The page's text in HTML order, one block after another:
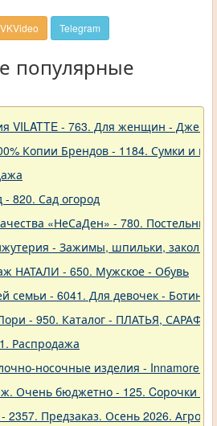
VKVideo Telegram
популярные
VILATTE - 763. Для женщин -
Копии Брендов - 1184. Сумки и
820. Сад огород
«НеСаДен» - 780.
- Зажимы, шпильки,
НАТАЛИ - 650. Мужское - Обувь
семьи - 6041. Для девочек - Ботинки
- 950. Каталог - ПЛАТЬЯ,
Распродажа
носочные изделия - Innamore
Очень бюджетно - 125. Cорочки
2357. Предзаказ. Осень 2026.